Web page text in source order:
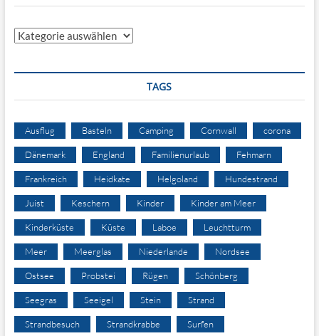
Kategorien
TAGS
Ausflug Basteln Camping Cornwall corona
Dänemark England Familienurlaub Fehmarn
Frankreich Heidkate Helgoland Hundestrand
Juist Keschern Kinder Kinder am Meer
Kinderküste Küste Laboe Leuchtturm
Meer Meerglas Niederlande Nordsee
Ostsee Probstei Rügen Schönberg
Seegras Seeigel Stein Strand
Strandbesuch Strandkrabbe Surfen